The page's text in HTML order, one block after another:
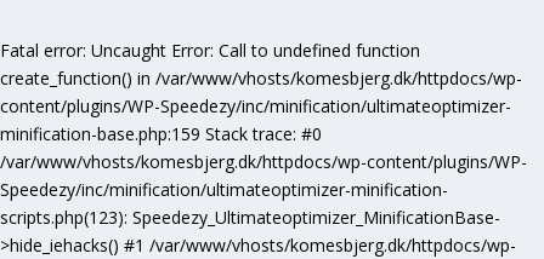
Fatal error: Uncaught Error: Call to undefined function
create_function() in /var/www/vhosts/komesbjerg.dk/httpdocs/wp-
content/plugins/WP-Speedezy/inc/minification/ultimateoptimizer-
minification-base.php:159 Stack trace: #0
/var/www/vhosts/komesbjerg.dk/httpdocs/wp-content/plugins/WP-
Speedezy/inc/minification/ultimateoptimizer-minification-
scripts.php(123): Speedezy_Ultimateoptimizer_MinificationBase-
>hide_iehacks() #1 /var/www/vhosts/komesbjerg.dk/httpdocs/wp-